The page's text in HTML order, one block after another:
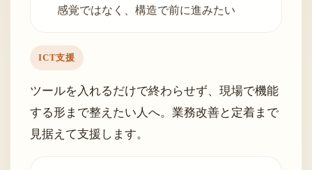
感覚ではなく、構造で前に進みたい
ICT支援
ツールを入れるだけで終わらせず、現場で機能
する形まで整えたい人へ。業務改善と定着まで
見据えて支援します。